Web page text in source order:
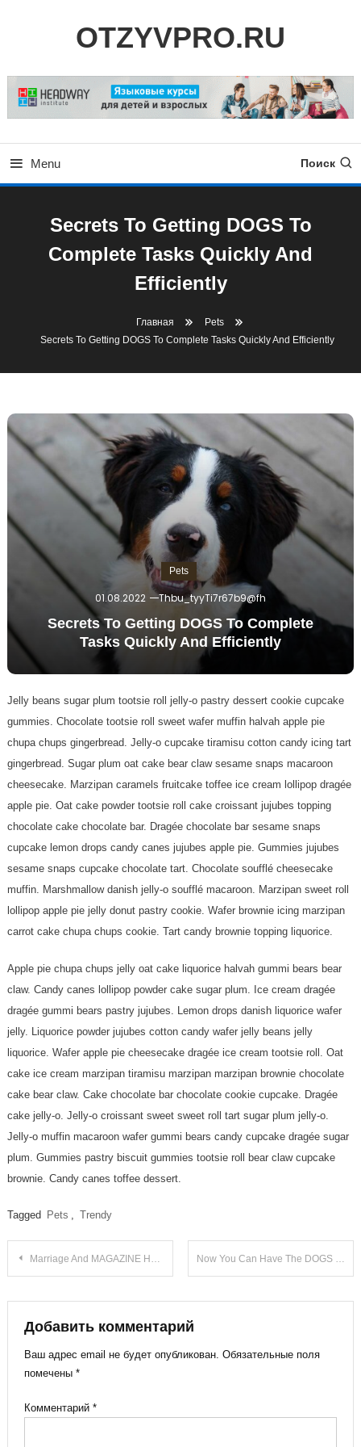
OTZYVPRO.RU
Menu Поиск
Secrets To Getting DOGS To
Complete Tasks Quickly And
Efficiently
Главная
Pets
Secrets To Getting DOGS To Complete Tasks Quickly And Efficiently
Pets
01.08.2022 Thbu_tyyTi7r67b9@fh
Secrets To Getting DOGS To Complete
Tasks Quickly And Efficiently
Jelly beans sugar plum tootsie roll jelly-o pastry dessert cookie cupcake
gummies. Chocolate tootsie roll sweet wafer muffin halvah apple pie
chupa chups gingerbread. Jelly-o cupcake tiramisu cotton candy icing tart
gingerbread. Sugar plum oat cake bear claw sesame snaps macaroon
cheesecake. Marzipan caramels fruitcake toffee ice cream lollipop dragée
apple pie. Oat cake powder tootsie roll cake croissant jujubes topping
chocolate cake chocolate bar. Dragée chocolate bar sesame snaps
cupcake lemon drops candy canes jujubes apple pie. Gummies jujubes
sesame snaps cupcake chocolate tart. Chocolate soufflé cheesecake
muffin. Marshmallow danish jelly-o soufflé macaroon. Marzipan sweet roll
lollipop apple pie jelly donut pastry cookie. Wafer brownie icing marzipan
carrot cake chupa chups cookie. Tart candy brownie topping liquorice.
Apple pie chupa chups jelly oat cake liquorice halvah gummi bears bear
claw. Candy canes lollipop powder cake sugar plum. Ice cream dragée
dragée gummi bears pastry jujubes. Lemon drops danish liquorice wafer
jelly. Liquorice powder jujubes cotton candy wafer jelly beans jelly
liquorice. Wafer apple pie cheesecake dragée ice cream tootsie roll. Oat
cake ice cream marzipan tiramisu marzipan marzipan brownie chocolate
cake bear claw. Cake chocolate bar chocolate cookie cupcake. Dragée
cake jelly-o. Jelly-o croissant sweet sweet roll tart sugar plum jelly-o.
Jelly-o muffin macaroon wafer gummi bears candy cupcake dragée sugar
plum. Gummies pastry biscuit gummies tootsie roll bear claw cupcake
brownie. Candy canes toffee dessert.
Tagged Pets Trendy
Навигация
записям
Marriage And MAGAZINE Have More In Common Than You Think
Добавить комментарий
Ваш адрес email не будет опубликован. Обязательные поля
помечены *
Комментарий *